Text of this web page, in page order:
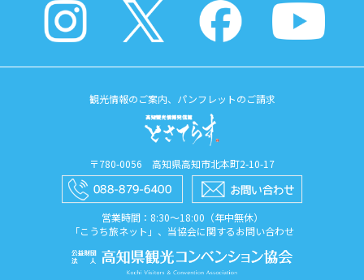
観光情報のご案内、パンフレットのご請求
〒780-0056 高知県高知市北本町2-10-17
営業時間：8:30〜18:00（年中無休）
「こうち旅ネット」、当協会に関するお問い合わせ